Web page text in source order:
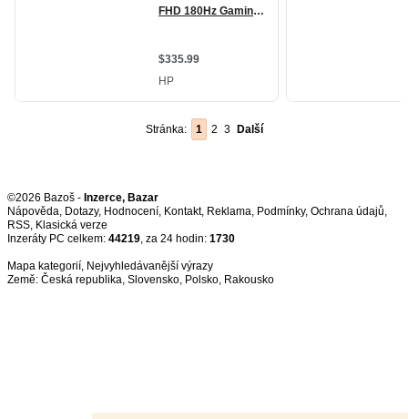
Stránka: 1 2 3 Další
©2026 Bazoš - Inzerce, Bazar
Nápověda, Dotazy, Hodnocení, Kontakt, Reklama, Podmínky, Ochrana údajů,
RSS,
Inzeráty PC celkem: 44219, za 24 hodin: 1730
Mapa kategorií, Nejvyhledávanější výrazy
Země: Česká republika, Slovensko, Polsko, Rakousko